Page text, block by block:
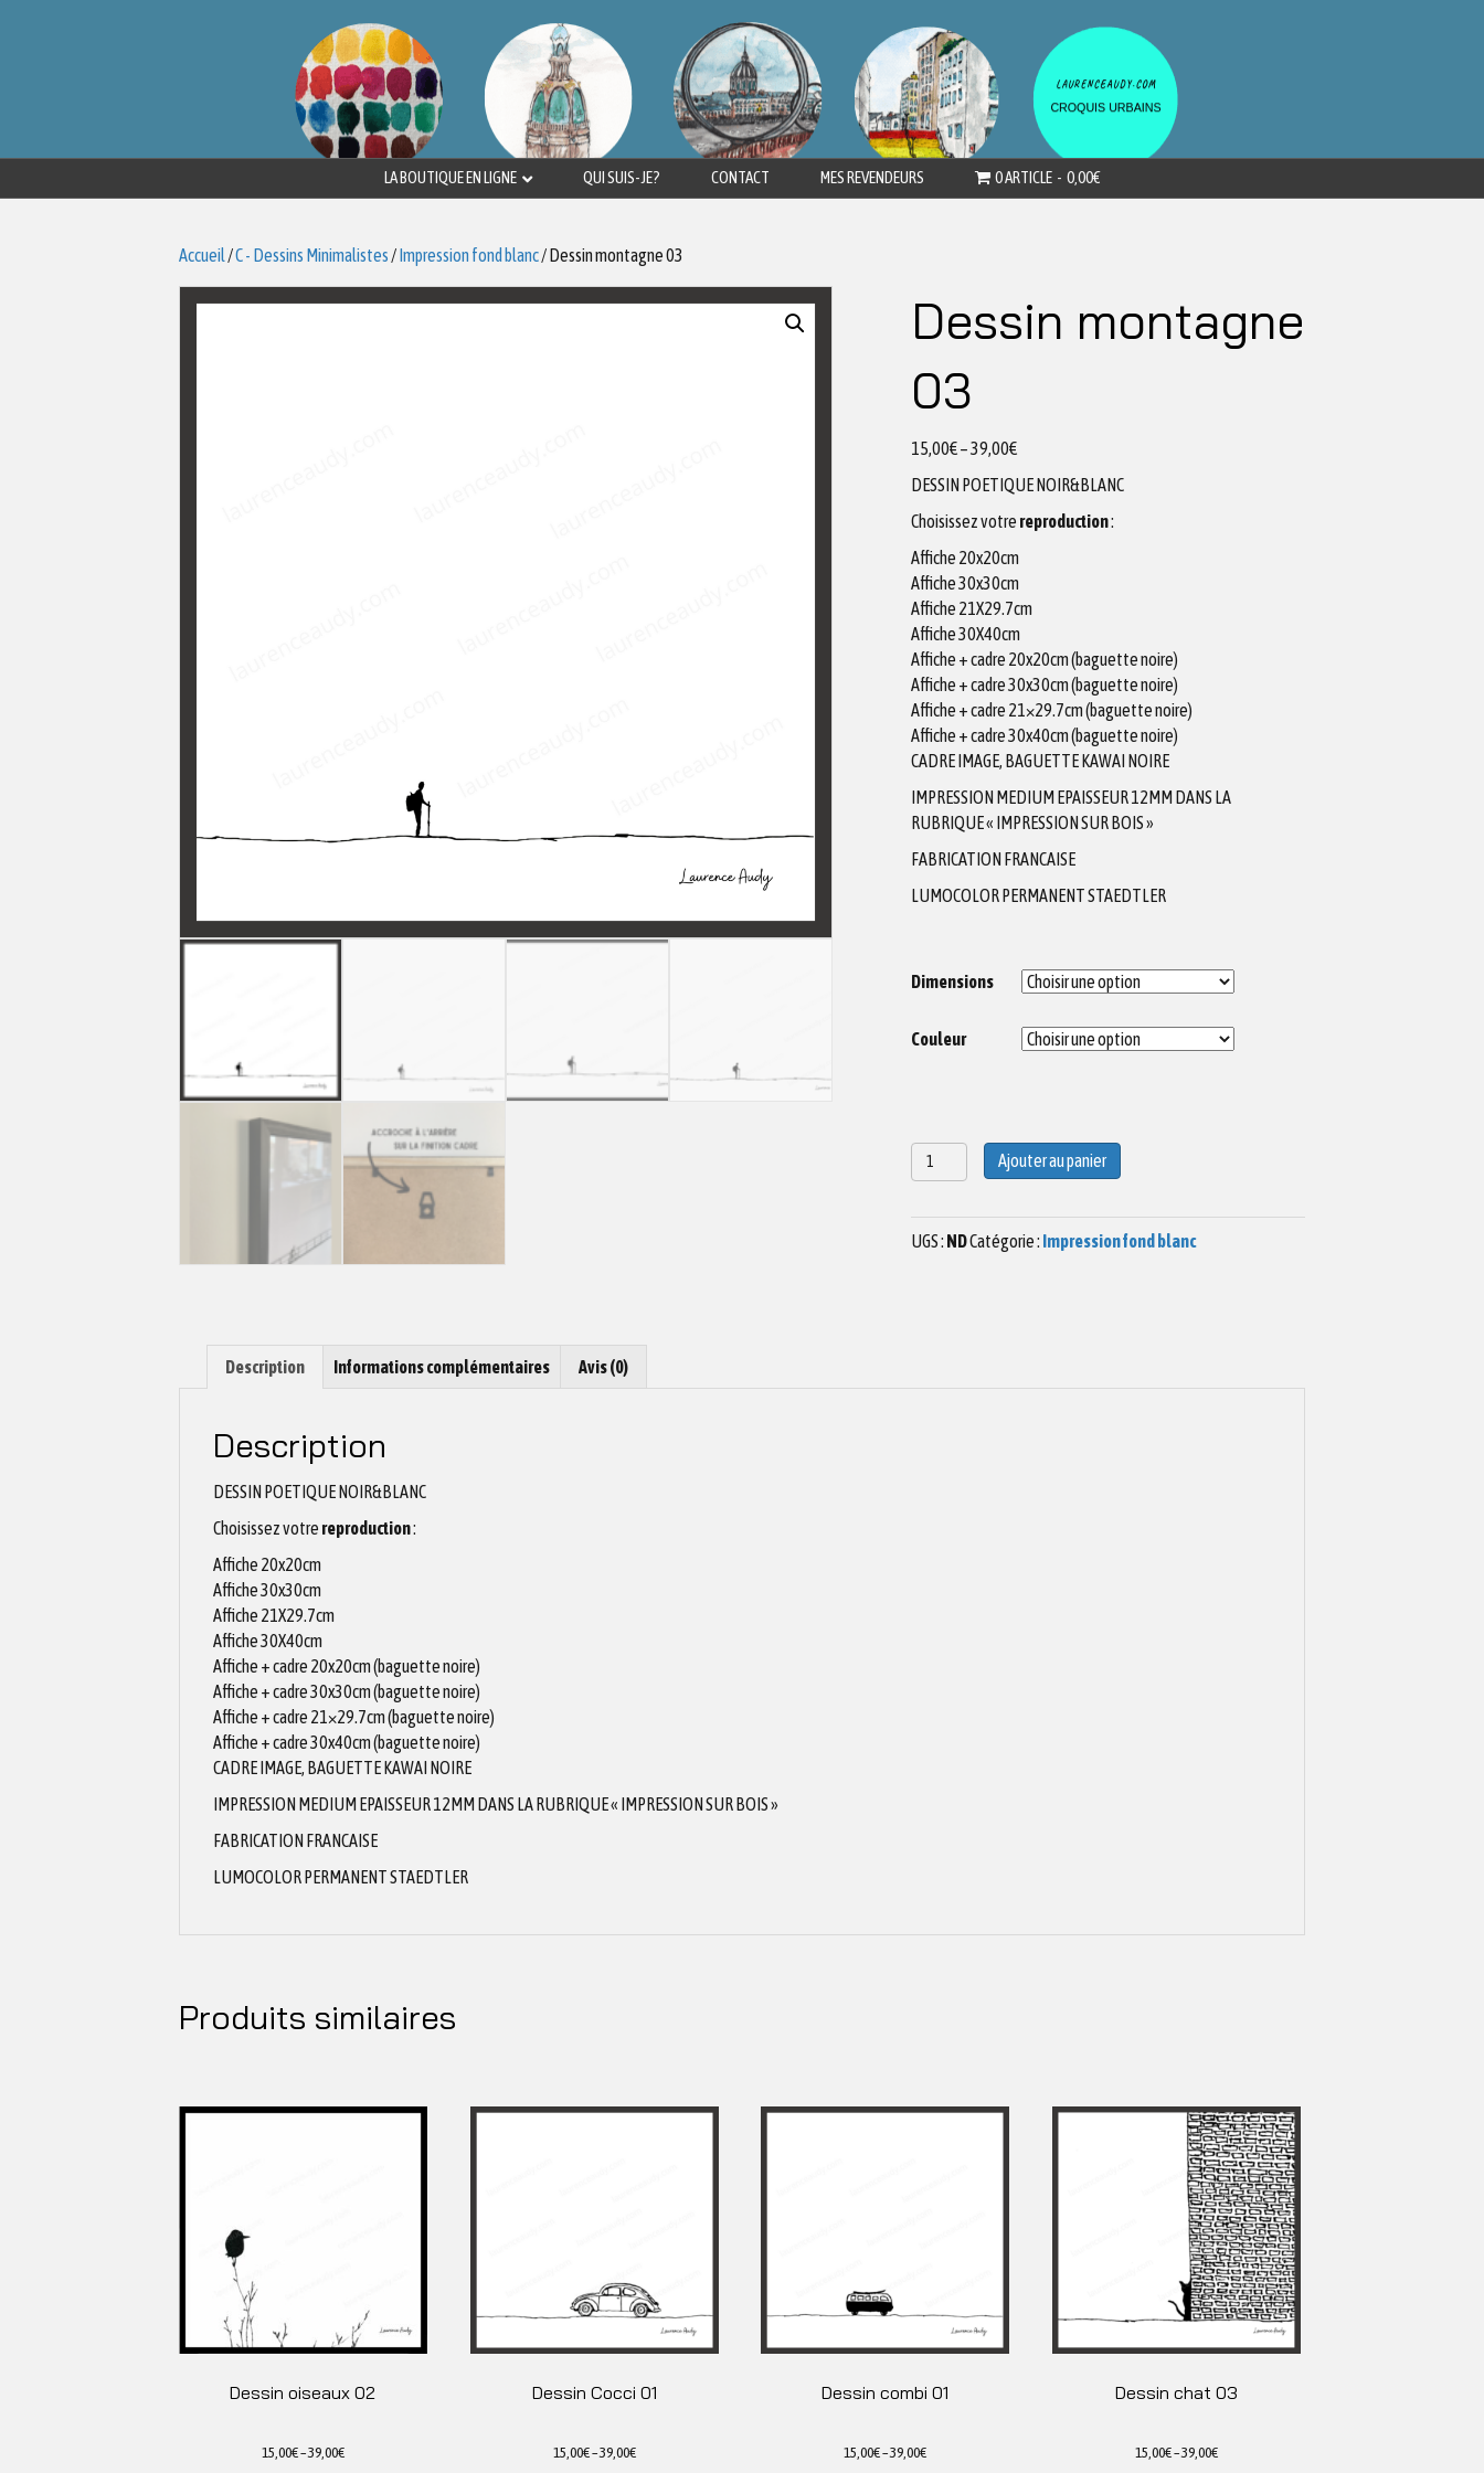
LA BOUTIQUE EN LIGNE QUI SUIS-JE? CONTACT MES REVENDEURS 0 ARTICLE 0,00€
Accueil /C - Dessins Minimalistes /Impression fond blanc/ Dessin montagne 03
Dessin montagne
03
15,00€–39,00€
DESSIN POETIQUE NOIR&BLANC
Choisissez votre reproduction:
Affiche 20x20cm
Affiche 30x30cm
Affiche 21X29.7cm
Affiche 30X40cm
Affiche + cadre 20x20cm (baguette noire)
Affiche + cadre 30x30cm (baguette noire)
Affiche + cadre 21×29.7cm (baguette noire)
Affiche + cadre 30x40cm (baguette noire)
CADRE IMAGE, BAGUETTE KAWAI NOIRE
IMPRESSION MEDIUM EPAISSEUR 12MM DANS LA
RUBRIQUE « IMPRESSION SUR BOIS »
FABRICATION FRANCAISE
LUMOCOLOR PERMANENT STAEDTLER
Dimensions
Couleur
quantité
de
Ajouter au panier
UGS : NDCatégorie : Impression fond blanc
Description Informations complémentaires Avis (0)
Description
DESSIN POETIQUE NOIR&BLANC
Choisissez votre reproduction:
Affiche 20x20cm
Affiche 30x30cm
Affiche 21X29.7cm
Affiche 30X40cm
Affiche + cadre 20x20cm (baguette noire)
Affiche + cadre 30x30cm (baguette noire)
Affiche + cadre 21×29.7cm (baguette noire)
Affiche + cadre 30x40cm (baguette noire)
CADRE IMAGE, BAGUETTE KAWAI NOIRE
IMPRESSION MEDIUM EPAISSEUR 12MM DANS LA RUBRIQUE « IMPRESSION SUR BOIS »
FABRICATION FRANCAISE
LUMOCOLOR PERMANENT STAEDTLER
Produits similaires
Dessin oiseaux 02
15,00€–39,00€
Dessin Cocci 01
15,00€–39,00€
Dessin combi 01
15,00€–39,00€
Dessin chat 03
15,00€–39,00€